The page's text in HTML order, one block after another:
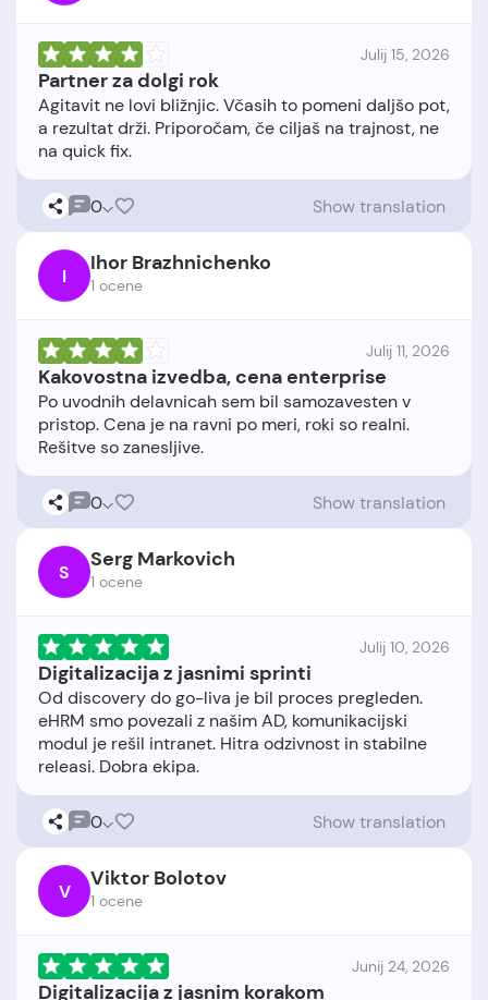
Julij 15, 2026
Partner za dolgi rok
Agitavit ne lovi bližnjic. Včasih to pomeni daljšo pot,
a rezultat drži. Priporočam, če ciljaš na trajnost, ne
0 Show translation
I Ihor Brazhnichenko
1 ocene
Julij 11, 2026
Kakovostna izvedba, cena enterprise
Po uvodnih delavnicah sem bil samozavesten v
pristop. Cena je na ravni po meri, roki so realni.
0 Show translation
S Serg Markovich
1 ocene
Julij 10, 2026
Digitalizacija z jasnimi sprinti
Od discovery do go-liva je bil proces pregleden.
eHRM smo povezali z našim AD, komunikacijski
modul je rešil intranet. Hitra odzivnost in stabilne
0 Show translation
V Viktor Bolotov
1 ocene
Junij 24, 2026
Digitalizacija z jasnim korakom